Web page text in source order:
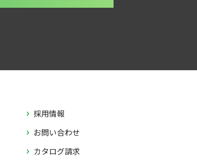
採用情報
お問い合わせ
カタログ請求